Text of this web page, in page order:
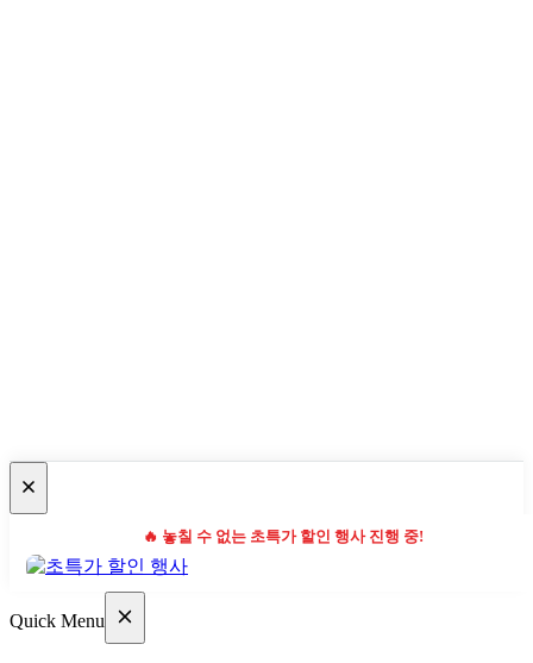
🔥 놓칠 수 없는 초특가 할인 행사 진행 중!
Quick Menu